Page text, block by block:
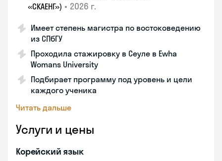
«СКАЕНГ») • 2026 г.
Имеет степень магистра по востоковедению
из СПбГУ
Проходила стажировку в Сеуле в Ewha
Womans University
Подбирает программу под уровень и цели
каждого ученика
Читать дальше
Услуги и цены
Корейский язык